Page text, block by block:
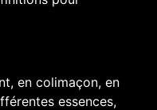
en colimaçon, en
essences,